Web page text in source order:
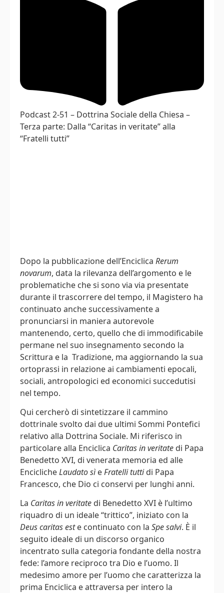
Podcast 2-51 – Dottrina Sociale della Chiesa –
Terza parte: Dalla “Caritas in veritate” alla
“Fratelli tutti”
Dopo la pubblicazione dell’Enciclica Rerum
novarum, data la rilevanza dell’argomento e le
problematiche che si sono via via presentate
durante il trascorrere del tempo, il Magistero ha
continuato anche successivamente a
pronunciarsi in maniera autorevole
mantenendo, certo, quello che di immodificabile
permane nel suo insegnamento secondo la
Scrittura e la Tradizione, ma aggiornando la sua
ortoprassi in relazione ai cambiamenti epocali,
sociali, antropologici ed economici succedutisi
nel tempo.
Qui cercherò di sintetizzare il cammino
dottrinale svolto dai due ultimi Sommi Pontefici
relativo alla Dottrina Sociale. Mi riferisco in
particolare alla Enciclica Caritas in veritate di Papa
Benedetto XVI, di venerata memoria ed alle
EnciclicheLaudato sì eFratelli tuttidi Papa
Francesco, che Dio ci conservi per lunghi anni.
La Caritas in veritate di Benedetto XVI è l’ultimo
riquadro di un ideale “trittico”, iniziato con la
Deus caritas este continuato con la Spe salvi. È il
seguito ideale di un discorso organico
incentrato sulla categoria fondante della nostra
fede: l’amore reciproco tra Dio e l’uomo. Il
medesimo amore per l’uomo che caratterizza la
prima Enciclica e attraversa per intero la